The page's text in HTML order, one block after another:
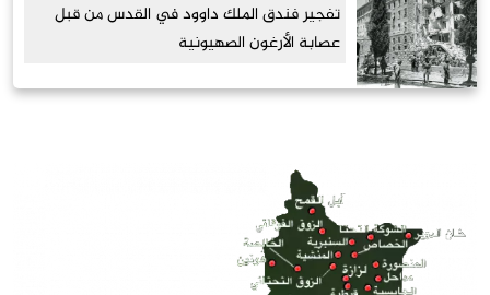
تفجير فندق الملك داوود في القدس من قبل
عصابة الأرغون الصهيونية